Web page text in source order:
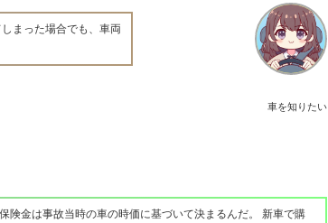
車を知りたい
まった場合でも、車両
険金は事故当時の車の時価に基づいて決まるんだ。 新車で購